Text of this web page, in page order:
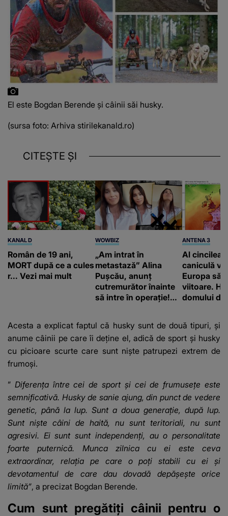
El este Bogdan Berende și câinii săi husky.
(sursa foto: Arhiva stirilekanald.ro)
CITEȘTE ȘI
KANAL D
Român de 19 ani,
MORT după ce a cules
r... Vezi mai mult
WOWBIZ
„Am intrat în
metastază” Alina
Pușcău, anunț
cutremurător înainte
să intre în operație!
fanilor
ANTENA 3
Al cincilea
caniculă
Europa
viitoare.
domului de
Acesta a explicat faptul că husky sunt de două tipuri, și
anume câinii pe care îi deține el, adică de sport și husky
cu picioare scurte care sunt niște patrupezi extrem de
frumoși.
” Diferența între cei de sport și cei de frumusețe este
semnificativă. Husky de sanie ajung, din punct de vedere
genetic, până la lup. Sunt a doua generație, după lup.
Sunt niște câini de haită, nu sunt teritoriali, nu sunt
agresivi. Ei sunt sunt independenți, au o personalitate
foarte puternică. Munca zilnica cu ei este ceva
extraordinar, relația pe care o poți stabili cu ei și
devotamentul de care dau dovadă depășește orice
limită”, a precizat Bogdan Berende.
Cum sunt pregătiți câinii pentru o